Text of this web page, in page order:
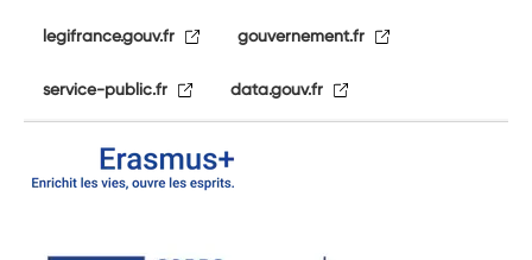
legifrance.gouv.fr gouvernement.fr
service-public.fr data.gouv.fr